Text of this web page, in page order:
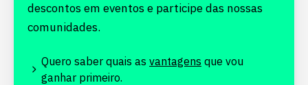
descontos em eventos e participe das nossas
comunidades.
Quero saber quais as vantagens que vou
ganhar primeiro.